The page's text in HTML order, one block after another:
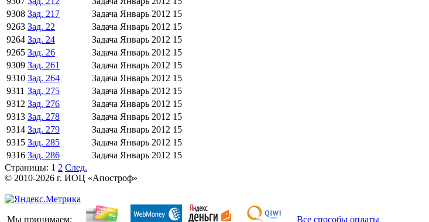
9308 Зад. 217 Задача Январь 2012 15
9263 Зад. 22 Задача Январь 2012 15
9264 Зад. 24 Задача Январь 2012 15
9265 Зад. 26 Задача Январь 2012 15
9309 Зад. 261 Задача Январь 2012 15
9310 Зад. 264 Задача Январь 2012 15
9311 Зад. 275 Задача Январь 2012 15
9312 Зад. 276 Задача Январь 2012 15
9313 Зад. 278 Задача Январь 2012 15
9314 Зад. 279 Задача Январь 2012 15
9315 Зад. 285 Задача Январь 2012 15
9316 Зад. 286 Задача Январь 2012 15
Страницы: 1 2 След.
© 2010-2026 г. ИОЦ «Апостроф»
Мы принимаем: Все способы оплаты